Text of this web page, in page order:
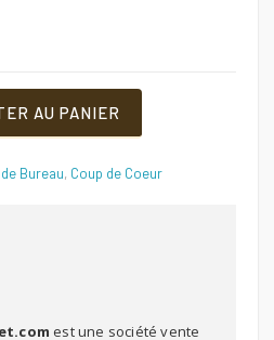
AU PANIER
Bureau, Coup de Coeur
est une société vente